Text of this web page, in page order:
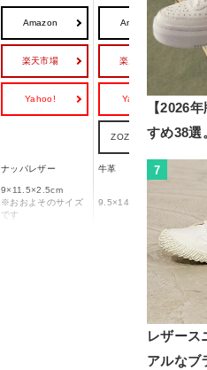
Amazon
楽天市場
Yahoo!
Amazon
楽天市場
Yahoo!
ZOZOTOWN
ナッパレザー 牛革
9×11.5×2.5cm
※おおよそのサイズ
です
9.5×14×3.5cm
【2026
すめ38選
7
レザース
アルなブ